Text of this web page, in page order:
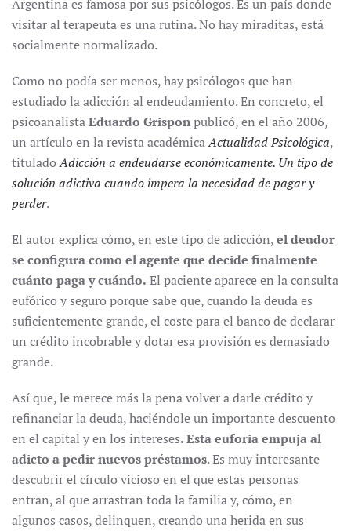
Argentina es famosa por sus psicólogos. Es un país donde
visitar al terapeuta es una rutina. No hay miraditas, está
socialmente normalizado.
Como no podía ser menos, hay psicólogos que han
estudiado la adicción al endeudamiento. En concreto, el
psicoanalistaEduardo Grisponpublicó, en el año 2006,
un artículo en la revista académicaActualidad Psicológica,
tituladoAdicción a endeudarse económicamente. Un tipo de
solución adictiva cuando impera la necesidad de pagar y
perder.
El autor explica cómo, en este tipo de adicción,el deudor
se configura como el agente que decide finalmente
cuánto paga y cuándo. El paciente aparece en la consulta
eufórico y seguro porque sabe que, cuando la deuda es
suficientemente grande, el coste para el banco de declarar
un crédito incobrable y dotar esa provisión es demasiado
grande.
Así que, le merece más la pena volver a darle crédito y
refinanciar la deuda, haciéndole un importante descuento
en el capital y en los intereses. Esta euforia empuja al
adicto a pedir nuevos préstamos. Es muy interesante
descubrir el círculo vicioso en el que estas personas
entran, al que arrastran toda la familia y, cómo, en
algunos casos, delinquen, creando una herida en sus